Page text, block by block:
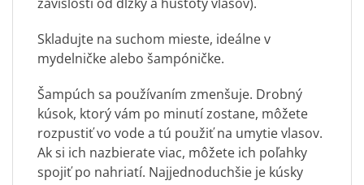
Skladujte na suchom mieste, ideálne v
mydelničke alebo šampóničke.
Šampúch sa používaním zmenšuje. Drobný
kúsok, ktorý vám po minutí zostane, môžete
rozpustiť vo vode a tú použiť na umytie vlasov.
Ak si ich nazbierate viac, môžete ich poľahky
spojiť po nahriatí. Najjednoduchšie je kúsky